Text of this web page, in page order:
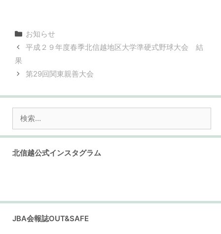
カ
テ
ゴ
ー
お知らせ
平成２９年度春季北信越地区大学準硬式野球大会 結
果
第29回関東親善大会
北信越公式インスタグラム
JBA会報誌OUT&SAFE